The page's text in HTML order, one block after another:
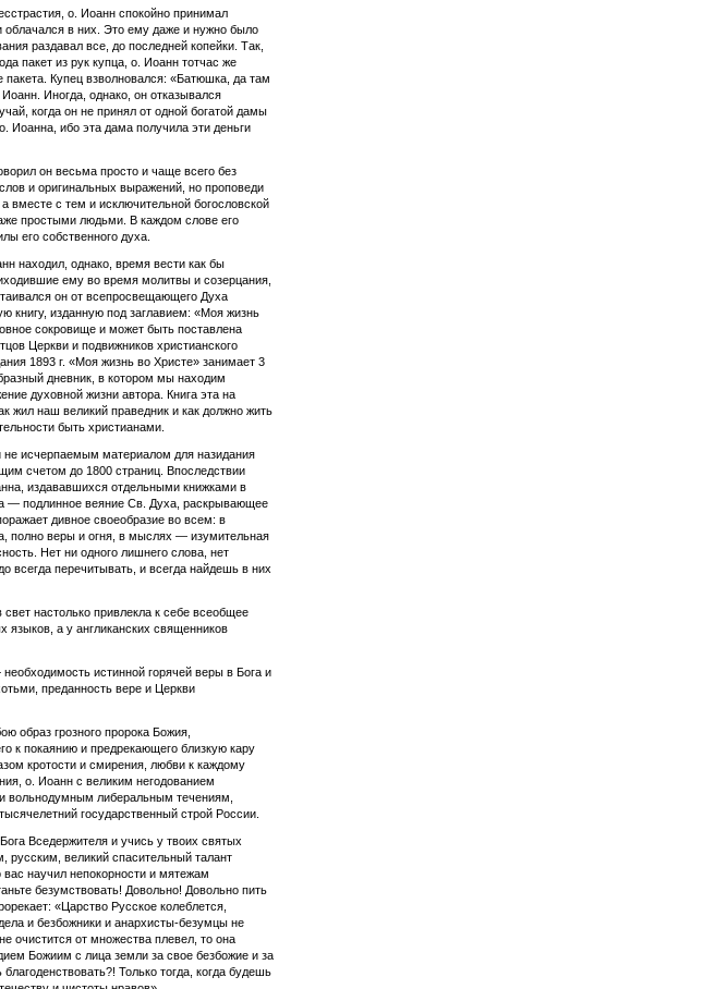
о. Иоанн спокойно принимал
в них. Это ему даже и нужно было
раздавал все, до последней копейки. Так,
пакет из рук купца, о. Иоанн тотчас же
пакета. Купец взволновался: «Батюшка, да там
Иногда, однако, он отказывался
когда он не принял от одной богатой дамы
Иоанна, ибо эта дама получила эти деньги
он весьма просто и чаще всего без
и оригинальных выражений, но проповеди
вместе с тем и исключительной богословской
простыми людьми. В каждом слове его
его собственного духа.
находил, однако, время вести как бы
ему во время молитвы и созерцания,
он от всепросвещающего Духа
книгу, изданную под заглавием: «Моя жизнь
сокровище и может быть поставлена
Церкви и подвижников христианского
1893 г. «Моя жизнь во Христе» занимает 3
дневник, в котором мы находим
духовной жизни автора. Книга эта на
жил наш великий праведник и как должно жить
быть христианами.
исчерпаемым материалом для назидания
счетом до 1800 страниц. Впоследствии
издававшихся отдельными книжками в
— подлинное веяние Св. Духа, раскрывающее
дивное своеобразие во всем: в
полно веры и огня, в мыслях — изумительная
Нет ни одного лишнего слова, нет
всегда перечитывать, и всегда найдешь в них
настолько привлекла к себе всеобщее
языков, а у англиканских священников
истинной горячей веры в Бога и
преданность вере и Церкви
образ грозного пророка Божия,
к покаянию и предрекающего близкую кару
кротости и смирения, любви к каждому
о. Иоанн с великим негодованием
вольнодумным либеральным течениям,
государственный строй России.
Вседержителя и учись у твоих святых
великий спасительный талант
научил непокорности и мятежам
безумствовать! Довольно! Довольно пить
«Царство Русское колеблется,
и безбожники и анархисты-безумцы не
очистится от множества плевел, то она
Божиим с лица земли за свое безбожие и за
Только тогда, когда будешь